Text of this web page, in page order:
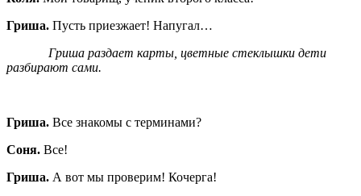
Гриша. Пусть приезжает! Напугал…
Гриша раздает карты, цветные стеклышки дети
разбирают сами.
Гриша. Все знакомы с терминами?
Соня. Все!
Гриша. А вот мы проверим! Кочерга!